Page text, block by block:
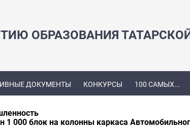
ОБРАЗОВАНИЯ
ДОКУМЕНТЫ КОНКУРСЫ 100 САМЫХ...
1 000 блок на колонны каркаса